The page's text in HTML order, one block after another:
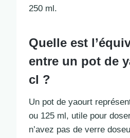
250 ml.
Quelle est
entre un pot de
cl ?
Un pot de yaourt
ou 125 ml, utile pour
n’avez pas de verre